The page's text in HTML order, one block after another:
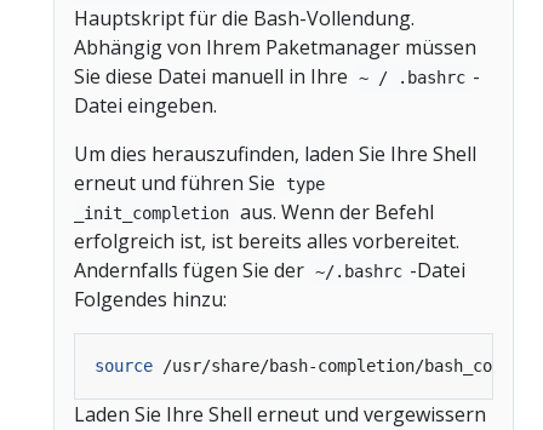
Hauptskript für die Bash-Vollendung.
Abhängig von Ihrem Paketmanager müssen
Sie diese Datei manuell in Ihre
~ / .bashrc -
Datei eingeben.
Um dies herauszufinden, laden Sie Ihre Shell
erneut und führen Sie
type
_init_completion aus. Wenn der Befehl
erfolgreich ist, ist bereits alles vorbereitet.
Andernfalls fügen Sie der ~/.bashrc -Datei
Folgendes hinzu:
source
Laden Sie Ihre Shell erneut und vergewissern